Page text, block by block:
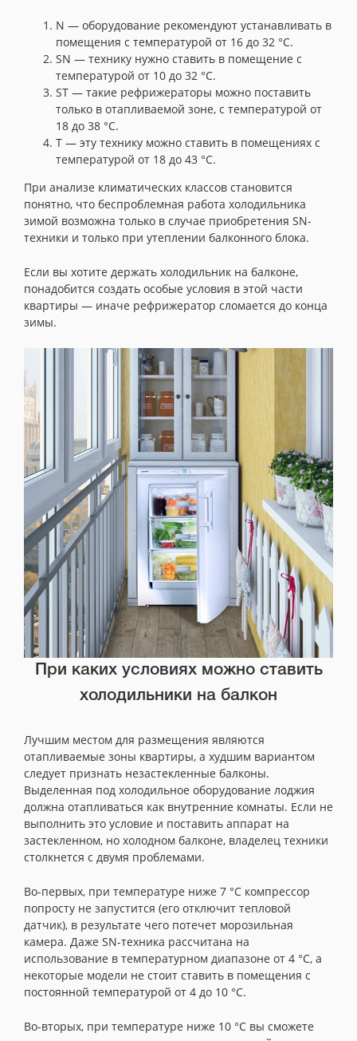
N — оборудование рекомендуют устанавливать в
помещения с температурой от 16 до 32 °C.
SN — технику нужно ставить в помещение с
температурой от 10 до 32 °C.
ST — такие рефрижераторы можно поставить
только в отапливаемой зоне, с температурой от
18 до 38 °C.
T — эту технику можно ставить в помещениях с
температурой от 18 до 43 °C.
При анализе климатических классов становится
понятно, что беспроблемная работа холодильника
зимой возможна только в случае приобретения SN-
техники и только при утеплении балконного блока.
Если вы хотите держать холодильник на балконе,
понадобится создать особые условия в этой части
квартиры — иначе рефрижератор сломается до конца
зимы.
При каких условиях можно ставить
холодильники на балкон
Лучшим местом для размещения являются
отапливаемые зоны квартиры, а худшим вариантом
следует признать незастекленные балконы.
Выделенная под холодильное оборудование лоджия
должна отапливаться как внутренние комнаты. Если не
выполнить это условие и поставить аппарат на
застекленном, но холодном балконе, владелец техники
столкнется с двумя проблемами.
Во-первых, при температуре ниже 7 °C компрессор
попросту не запустится (его отключит тепловой
датчик), в результате чего потечет морозильная
камера. Даже SN-техника рассчитана на
использование в температурном диапазоне от 4 °C, а
некоторые модели не стоит ставить в помещения с
постоянной температурой от 4 до 10 °C.
Во-вторых, при температуре ниже 10 °C вы сможете